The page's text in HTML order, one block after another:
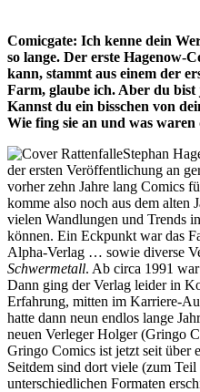
Comicgate: Ich kenne dein
so lange. Der erste Hagenow-
kann, stammt aus einem der
Farm, glaube ich. Aber du bist
Kannst du ein bisschen von
Wie fing sie an und was
Stephan
der ersten Veröffentlichung an
vorher zehn Jahre lang Comics
komme also noch aus dem alten
vielen Wandlungen und Trends
können. Ein Eckpunkt war das
Alpha-Verlag … sowie diverse
Schwermetall. Ab circa 1991
Dann ging der Verlag leider in
Erfahrung, mitten im Karriere-
hatte dann neun endlos lange
neuen Verleger Holger (Gringo
Gringo Comics ist jetzt seit über
Seitdem sind dort viele (zum
unterschiedlichen Formaten